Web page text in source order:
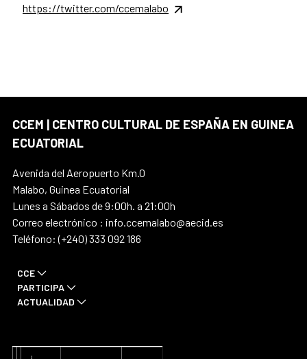
https://twitter.com/ccemalabo
CCEM | CENTRO CULTURAL DE ESPAÑA EN GUINEA
ECUATORIAL
Avenida del Aeropuerto Km.0
Malabo, Guinea Ecuatorial
Lunes a Sábados de 9:00h. a 21:00h
Correo electrónico : info.ccemalabo@aecid.es
Teléfono: (+240) 333 092 186
CCE
PARTICIPA
ACTUALIDAD